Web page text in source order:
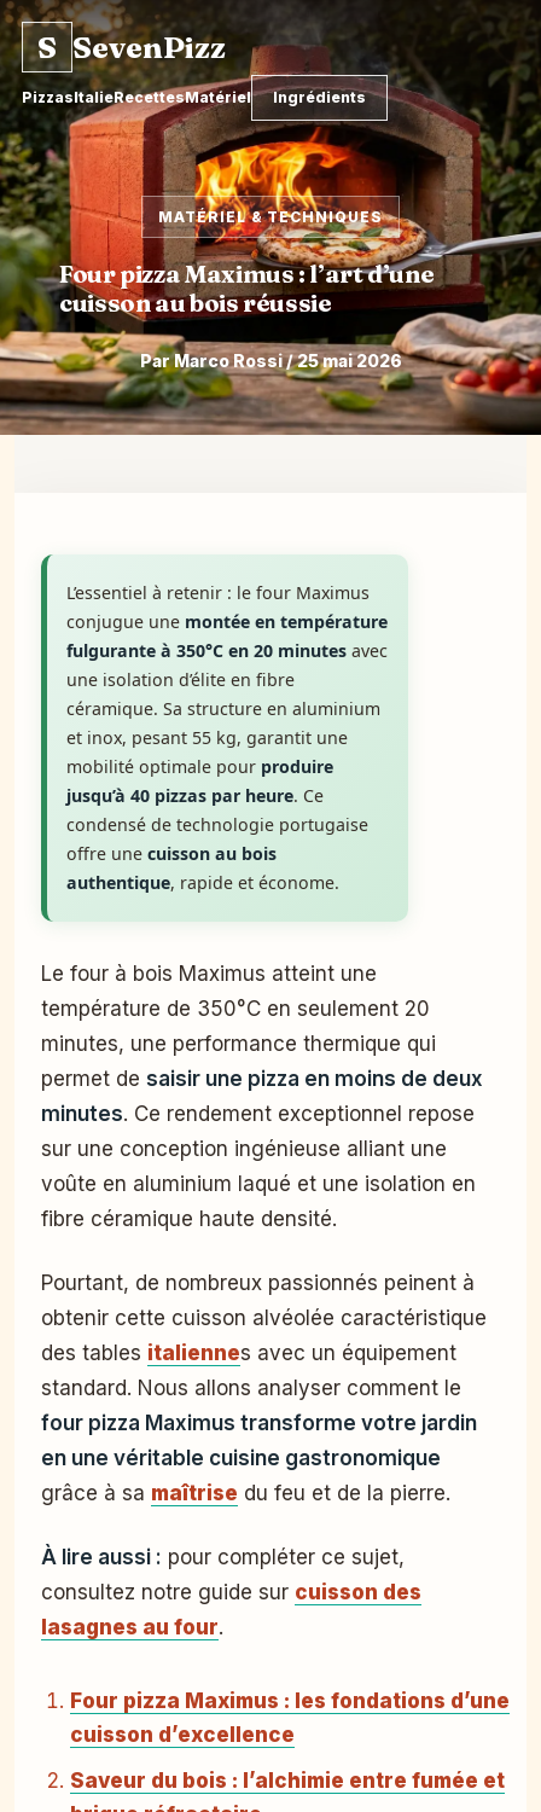
S SevenPizz
PizzasItalieRecettesMatériel Ingrédients
MATÉRIEL & TECHNIQUES
Four pizza Maximus : l’art d’une
cuisson au bois réussie
Par Marco Rossi / 25 mai 2026
L’essentiel à retenir : le four Maximus
conjugue une montée en température
fulgurante à 350°C en 20 minutes avec
une isolation d’élite en fibre
céramique. Sa structure en aluminium
et inox, pesant 55 kg, garantit une
mobilité optimale pour produire
jusqu’à 40 pizzas par heure. Ce
condensé de technologie portugaise
offre une cuisson au bois
authentique, rapide et économe.
Le four à bois Maximus atteint une
température de 350°C en seulement 20
minutes, une performance thermique qui
permet de saisir une pizza en moins de deux
minutes. Ce rendement exceptionnel repose
sur une conception ingénieuse alliant une
voûte en aluminium laqué et une isolation en
fibre céramique haute densité.
Pourtant, de nombreux passionnés peinent à
obtenir cette cuisson alvéolée caractéristique
des tables italiennes avec un équipement
standard. Nous allons analyser comment le
four pizza Maximus transforme votre jardin
en une véritable cuisine gastronomique
grâce à sa maîtrise du feu et de la pierre.
À lire aussi : pour compléter ce sujet,
consultez notre guide sur cuisson des
lasagnes au four.
Four pizza Maximus : les fondations d’une
cuisson d’excellence
Saveur du bois : l’alchimie entre fumée et